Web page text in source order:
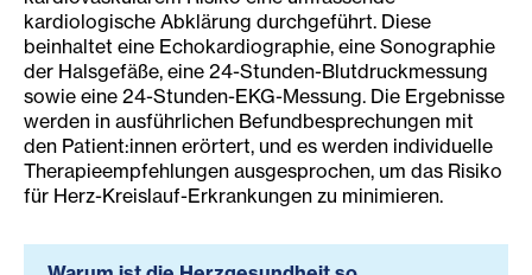
kardiologische Abklärung durchgeführt. Diese
beinhaltet eine Echokardiographie, eine Sonographie
der Halsgefäße, eine 24-Stunden-Blutdruckmessung
sowie eine 24-Stunden-EKG-Messung. Die Ergebnisse
werden in ausführlichen Befundbesprechungen mit
den Patient:innen erörtert, und es werden individuelle
Therapieempfehlungen ausgesprochen, um das Risiko
für Herz-Kreislauf-Erkrankungen zu minimieren.